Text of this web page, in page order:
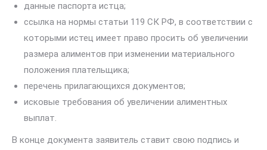
данные паспорта истца;
ссылка на нормы статьи 119 СК РФ, в соответствии с
которыми истец имеет право просить об увеличении
размера алиментов при изменении материального
положения плательщика;
перечень прилагающихся документов;
исковые требования об увеличении алиментных
выплат.
В конце документа заявитель ставит свою подпись и